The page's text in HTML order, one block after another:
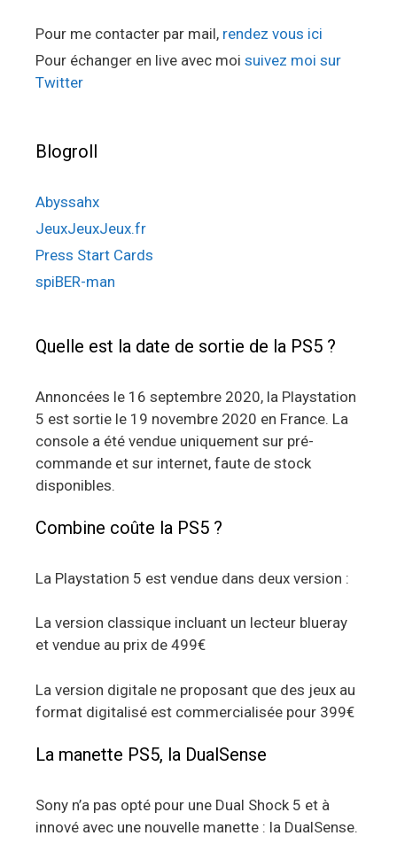
Pour me contacter par mail, rendez vous ici
Pour échanger en live avec moi suivez moi sur
Twitter
Blogroll
Abyssahx
JeuxJeuxJeux.fr
Press Start Cards
spiBER-man
Quelle est la date de sortie de la PS5 ?
Annoncées le 16 septembre 2020, la Playstation
5 est sortie le 19 novembre 2020 en France. La
console a été vendue uniquement sur pré-
commande et sur internet, faute de stock
disponibles.
Combine coûte la PS5 ?
La Playstation 5 est vendue dans deux version :
La version classique incluant un lecteur blueray
et vendue au prix de 499€
La version digitale ne proposant que des jeux au
format digitalisé est commercialisée pour 399€
La manette PS5, la DualSense
Sony n’a pas opté pour une Dual Shock 5 et à
innové avec une nouvelle manette : la DualSense.